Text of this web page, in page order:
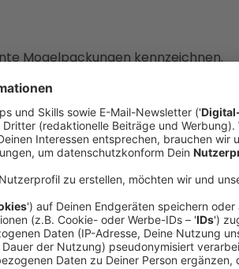
Mogelpackungen kennzeichnen.
oder weniger wird.
Eingang, welche Produkte
die Menge, die in der Packung